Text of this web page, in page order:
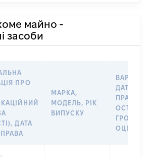
майно -
засоби
ПРО
ДАТА
МАРКА,
МОДЕЛЬ, РІК
ВИПУСКУ
ДАТУ
ПРАВА